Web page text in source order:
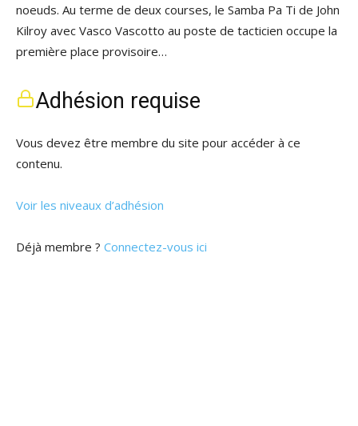
noeuds. Au terme de deux courses, le Samba Pa Ti de John
Kilroy avec Vasco Vascotto au poste de tacticien occupe la
première place provisoire…
Adhésion requise
Vous devez être membre du site pour accéder à ce
contenu.
Voir les niveaux d’adhésion
Déjà membre ? Connectez-vous ici